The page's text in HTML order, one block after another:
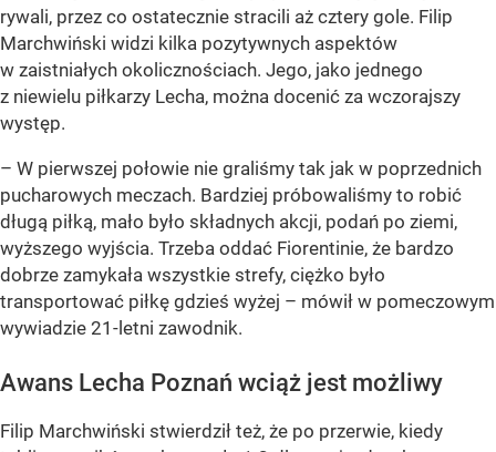
rywali, przez co ostatecznie stracili aż cztery gole. Filip
Marchwiński widzi kilka pozytywnych aspektów
w zaistniałych okolicznościach. Jego, jako jednego
z niewielu piłkarzy Lecha, można docenić za wczorajszy
występ.
– W pierwszej połowie nie graliśmy tak jak w poprzednich
pucharowych meczach. Bardziej próbowaliśmy to robić
długą piłką, mało było składnych akcji, podań po ziemi,
wyższego wyjścia. Trzeba oddać Fiorentinie, że bardzo
dobrze zamykała wszystkie strefy, ciężko było
transportować piłkę gdzieś wyżej – mówił w pomeczowym
wywiadzie 21-letni zawodnik.
Awans Lecha Poznań wciąż jest możliwy
Filip Marchwiński stwierdził też, że po przerwie, kiedy